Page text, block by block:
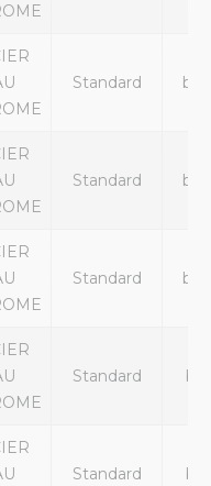
Standard
Standard
Standard
Standard
Standard